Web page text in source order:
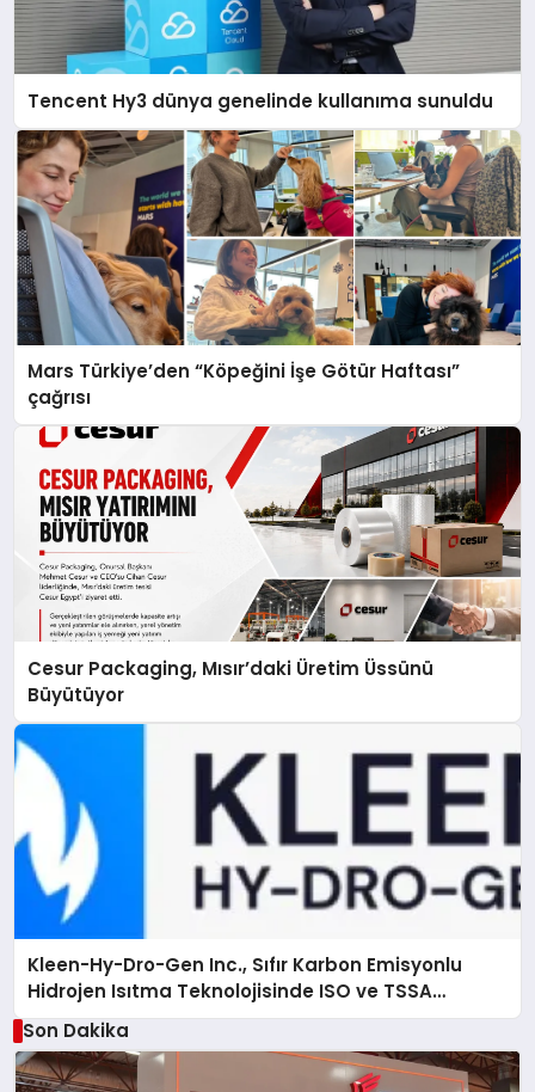
Tencent Hy3 dünya genelinde kullanıma sunuldu
Mars Türkiye’den “Köpeğini İşe Götür Haftası”
çağrısı
Cesur Packaging, Mısır’daki Üretim Üssünü
Büyütüyor
Kleen-Hy-Dro-Gen Inc., Sıfır Karbon Emisyonlu
Hidrojen Isıtma Teknolojisinde ISO ve TSSA
Düzenleyici Onaylarını Aldı
Son Dakika